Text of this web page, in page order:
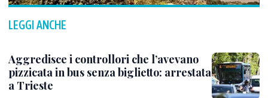
LEGGI ANCHE
Aggredisce i controllori che l’avevano
pizzicata in bus senza biglietto: arrestata
a Trieste